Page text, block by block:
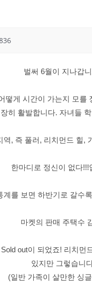
벌써 6월이 지나갑
떻게 시간이 가는지 모를
히 활발합니다. 자녀들
역, 즉 풀러, 리치먼드 힐,
한마디로 정신이 없다!!!
계를 보면 하반기로 갈수
마켓의 판매 주택수
out이 되었죠! 리치먼
있지만 그렇습니
(일반 가족이 살만한 싱